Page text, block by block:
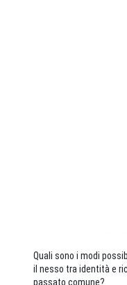
Quali sono i modi
il nesso tra identità e
passato comune?